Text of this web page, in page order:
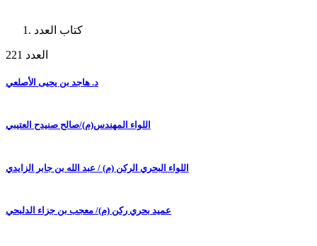
كتاب العدد
العدد 221
د. هاجد بن يحيى الأصلعي
اللواء المهندس(م)/صالح صنيدح العتيبي
اللواء البحري الركن (م) / عبد الله بن جابر الزايدي
عميد بحري ركن (م)/ معجب بن جزاء الدلبحي